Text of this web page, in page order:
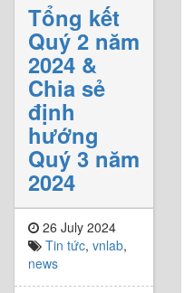
Tổng kết
Quý 2 năm
2024 &
Chia sẻ
định
hướng
Quý 3 năm
2024
26 July 2024
Tin tức, vnlab,
news